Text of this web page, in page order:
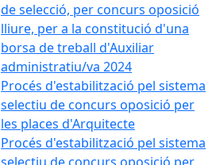
de selecció, per concurs oposició
lliure, per a la constitució d'una
borsa de treball d'Auxiliar
administratiu/va 2024
Procés d'estabilització pel sistema
selectiu de concurs oposició per
les places d'Arquitecte
Procés d'estabilització pel sistema